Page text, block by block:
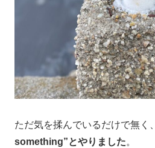
ただ気を揉んでいるだけで無く、
something”とやりました。